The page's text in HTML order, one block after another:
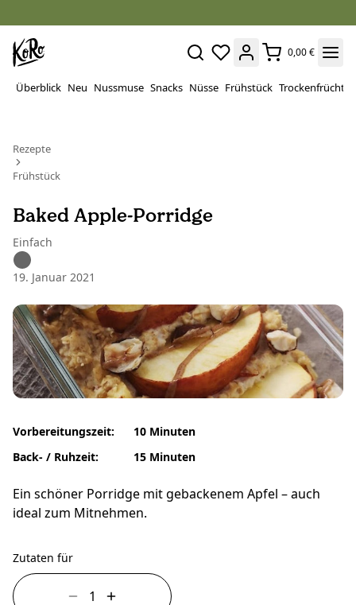
0,00 €
Überblick Neu Nussmuse Snacks Nüsse Frühstück Trockenfrüchte
Rezepte
Frühstück
Baked Apple-Porridge
Einfach
19. Januar 2021
Vorbereitungszeit:
Back- / Ruhzeit:
10 Minuten
15 Minuten
Ein schöner Porridge mit gebackenem Apfel – auch
ideal zum Mitnehmen.
Zutaten für